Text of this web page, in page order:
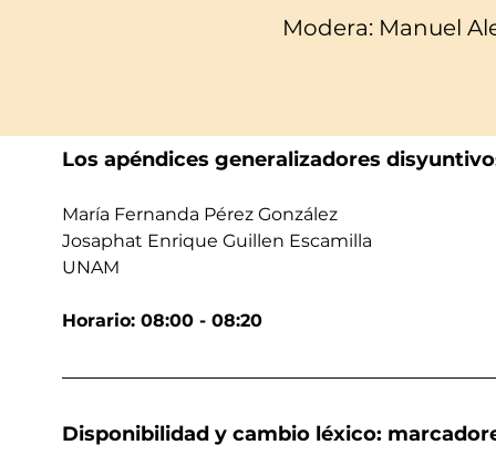
Modera: Manuel
Los apéndices generalizadores
María Fernanda Pérez González
Josaphat Enrique Guillen Escamilla
UNAM
Horario: 08:00 - 08:20
Disponibilidad y cambio léxico: